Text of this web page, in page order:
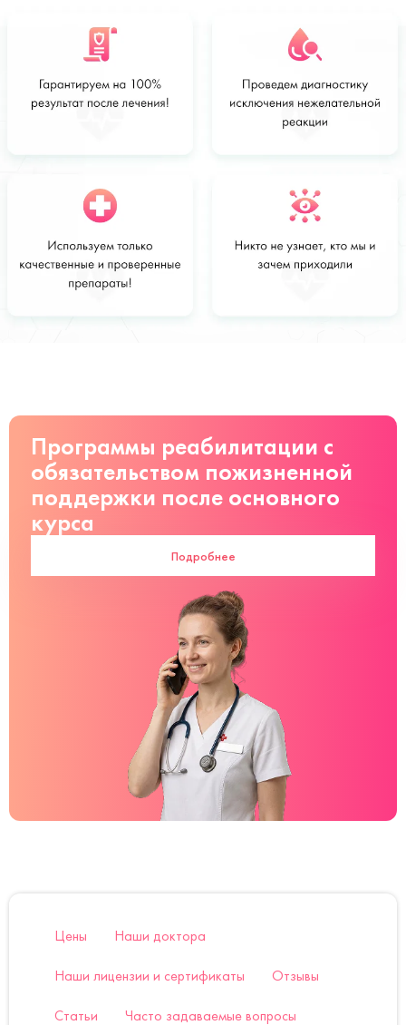
Стоимость
от 2500 руб
Заказать
Программы реабилитации с
обязательством пожизненной
поддержки после основного
курса
Подробнее
Цены Наши доктора
Наши лицензии и сертификаты Отзывы
Статьи Часто задаваемые вопросы